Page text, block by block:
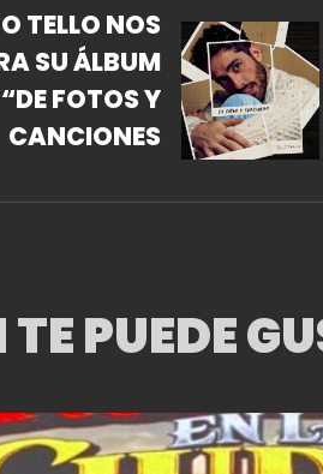
TELLO NOS
SU ÁLBUM
“DE FOTOS Y
CANCIONES
PUEDE